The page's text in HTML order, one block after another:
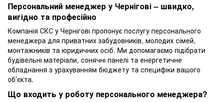
Персональний менеджер у Чернігові – швидко,
вигідно та професійно
Компанія СКС у Чернігові пропонує послугу персонального
менеджера для приватних забудовників, молодих сімей,
монтажників та юридичних осіб. Ми допомагаємо підібрати
будівельні матеріали, сонячні панелі та енергетичне
обладнання з урахуванням бюджету та специфіки вашого
об’єкта.
Що входить у роботу персонального менеджера?